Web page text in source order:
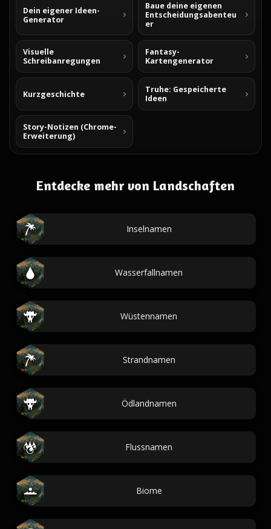
Dein eigener Ideen-
Generator
Baue deine eigenen
Entscheidungsabenteu
er
Visuelle
Schreibanregungen
Fantasy-
Kartengenerator
Kurzgeschichte
Truhe: Gespeicherte
Ideen
Story-Notizen (Chrome-
Erweiterung)
Entdecke mehr von Landschaften
Inselnamen
Wasserfallnamen
Wüstennamen
Strandnamen
Ödlandnamen
Flussnamen
Biome